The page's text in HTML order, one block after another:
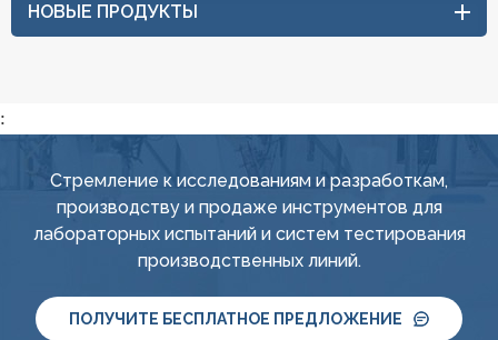
НОВЫЕ ПРОДУКТЫ
:
Стремление к исследованиям и разработкам,
производству и продаже инструментов для
лабораторных испытаний и систем тестирования
производственных линий.
ПОЛУЧИТЕ БЕСПЛАТНОЕ ПРЕДЛОЖЕНИЕ